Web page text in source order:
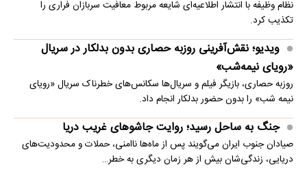
نظام وظیفه با انتشار اطلاعیه‌ای شایعه مربوط معافیت سربازان فراری را
تکذیب کرد.
ویدیو؛ نقش‌آفرینی روزبه حصاری بدون بدلکار در سریال
«رویای نیمه‌شب»
روزبه حصاری، بازیگر فیلم و سریال‌ها سکانس‌های خطرناک سریال «رویای
نیمه شب» را بدون حضور بدلکار انجام داد.
جنگ به ساحل رسید؛ روایت جاشوهای غریب دریا
صیادان جنوب ایران می‌گویند پس از ماه‌ها ناامنی، حملات و محدودیت‌های
دریایی، زندگی‌شان بیش از هر زمان دیگری به خطر…